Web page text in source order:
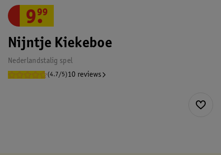
Nijntje Kiekeboe
Nederlandstalig spel
(4.7/5)10 reviews
9.
99